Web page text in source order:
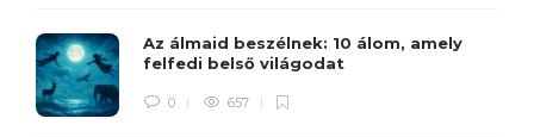
Az álmaid beszélnek: 10 álom, amely
felfedi belső világodat
0 657